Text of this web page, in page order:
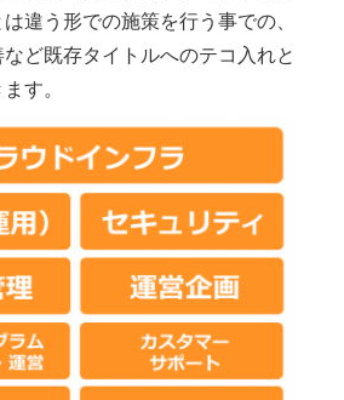
違う形での施策を行う事での、
ど既存タイトルへのテコ入れと
す。